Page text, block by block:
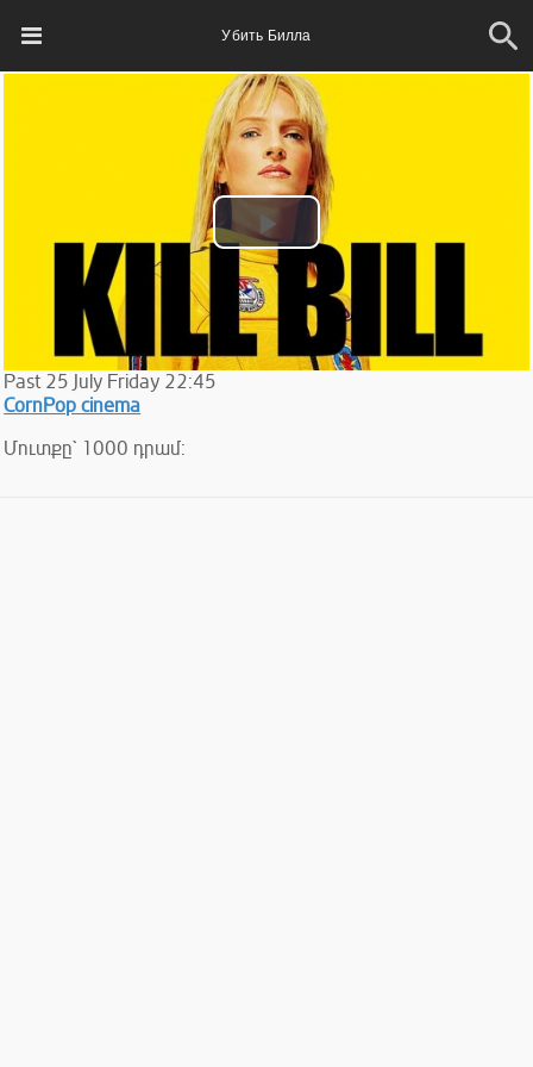
Убить Билла
Play
Video
Past 25 July Friday 22:45
CornPop cinema
Մուտքը` 1000 դրամ: